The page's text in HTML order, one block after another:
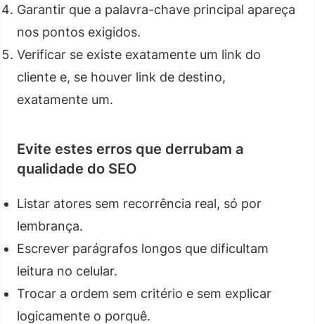
Garantir que a palavra-chave principal apareça
nos pontos exigidos.
Verificar se existe exatamente um link do
cliente e, se houver link de destino,
exatamente um.
Evite estes erros que derrubam a
qualidade do SEO
Listar atores sem recorrência real, só por
lembrança.
Escrever parágrafos longos que dificultam
leitura no celular.
Trocar a ordem sem critério e sem explicar
logicamente o porquê.